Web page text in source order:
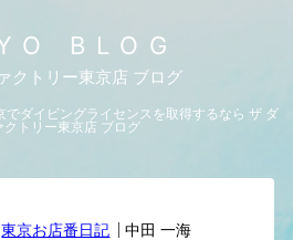
BLOG
クトリー東京店 ブログ
ダイビングライセンスを取得するなら ザ ダ
クトリー東京店 ブログ
東京お店番日記 中田 一海